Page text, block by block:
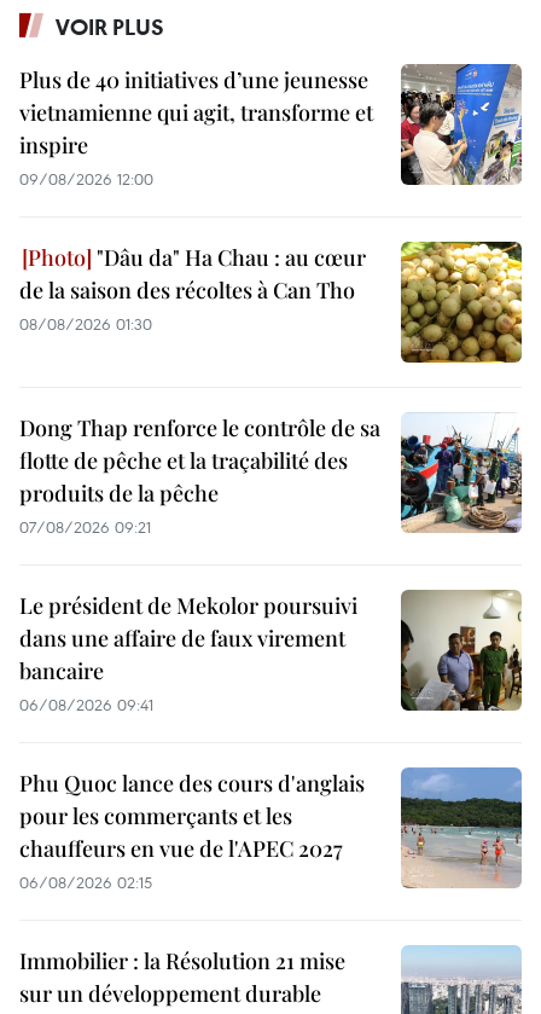
VOIR PLUS
Plus de 40 initiatives d’une jeunesse
vietnamienne qui agit, transforme et
inspire
09/08/2026 12:00
"Dâu da" Ha Chau : au cœur
de la saison des récoltes à Can Tho
08/08/2026 01:30
Dong Thap renforce le contrôle de sa
flotte de pêche et la traçabilité des
produits de la pêche
07/08/2026 09:21
Le président de Mekolor poursuivi
dans une affaire de faux virement
bancaire
06/08/2026 09:41
Phu Quoc lance des cours d'anglais
pour les commerçants et les
chauffeurs en vue de l'APEC 2027
06/08/2026 02:15
Immobilier : la Résolution 21 mise
sur un développement durable